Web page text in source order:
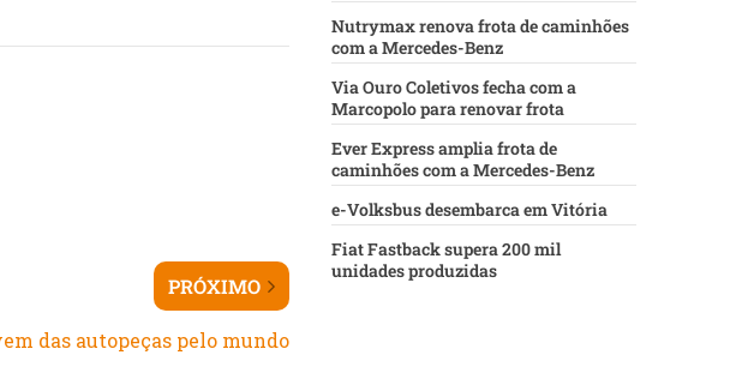
PRÓXIMO
das autopeças pelo mundo
Nutrymax renova frota de caminhões
com a Mercedes-Benz
Via Ouro Coletivos fecha com a
Marcopolo para renovar frota
Ever Express amplia frota de
caminhões com a Mercedes-Benz
e-Volksbus desembarca em Vitória
Fiat Fastback supera 200 mil
unidades produzidas